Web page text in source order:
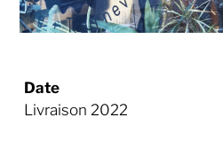
Date
Livraison 2022